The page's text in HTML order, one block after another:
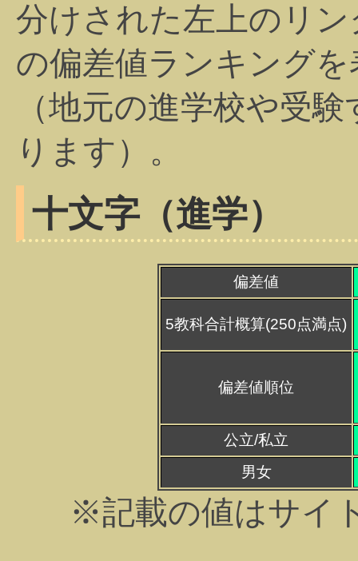
分けされた左上のリ
の偏差値ランキング
（地元の進学校や受
ります）。
十文字（進学）
偏差値
5教科合計概算(250点満点)
偏差値順位
公立/私立
男女
※記載の値はサイ